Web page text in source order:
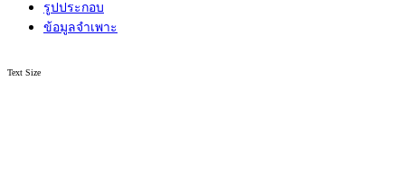
รูปประกอบ
ข้อมูลจำเพาะ
Text Size